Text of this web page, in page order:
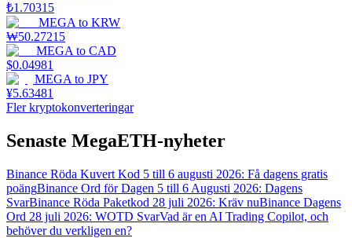
₺1.70315
MEGA to KRW
₩50.27215
MEGA to CAD
$0.04981
MEGA to JPY
¥5.63481
Fler kryptokonverteringar
Senaste MegaETH-nyheter
Binance Röda Kuvert Kod 5 till 6 augusti 2026: Få dagens gratis
poängBinance Ord för Dagen 5 till 6 Augusti 2026: Dagens
SvarBinance Röda Paketkod 28 juli 2026: Kräv nuBinance Dagens
Ord 28 juli 2026: WOTD SvarVad är en AI Trading Copilot, och
behöver du verkligen en?